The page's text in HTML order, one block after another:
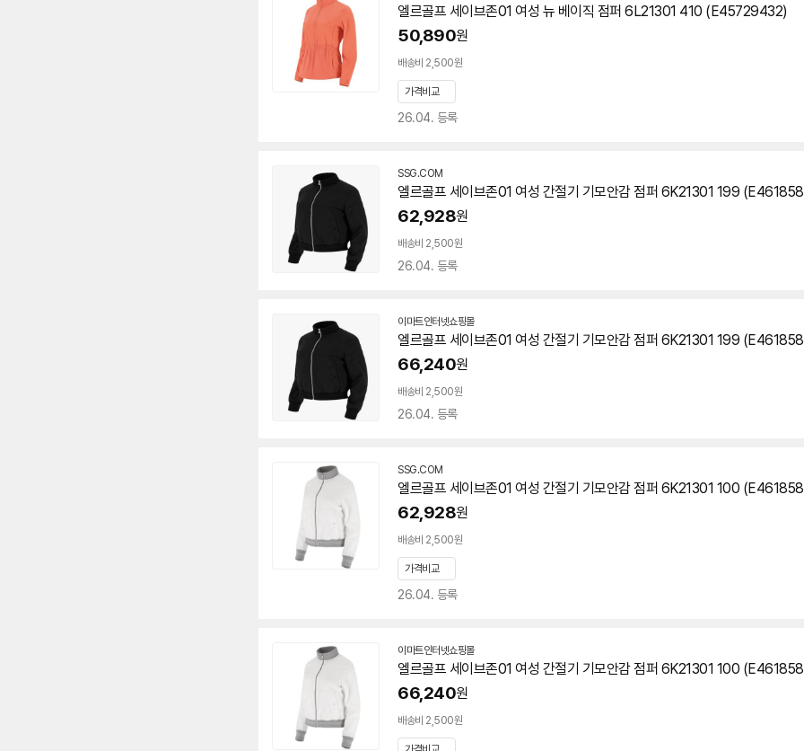
엘르골프 세이브존01 여성 뉴 베이직 점퍼 6L21301 410 (E45729432)
50,890원
배송비 2,500원
가격비교
26.04. 등록
SSG.COM
엘르골프 세이브존01 여성 간절기 기모안감 점퍼 6K21301 199
62,928원
배송비 2,500원
26.04. 등록
이마트인터넷쇼핑몰
엘르골프 세이브존01 여성 간절기 기모안감 점퍼 6K21301 199
66,240원
배송비 2,500원
26.04. 등록
SSG.COM
엘르골프 세이브존01 여성 간절기 기모안감 점퍼 6K21301 100
62,928원
배송비 2,500원
가격비교
26.04. 등록
이마트인터넷쇼핑몰
엘르골프 세이브존01 여성 간절기 기모안감 점퍼 6K21301 100
66,240원
배송비 2,500원